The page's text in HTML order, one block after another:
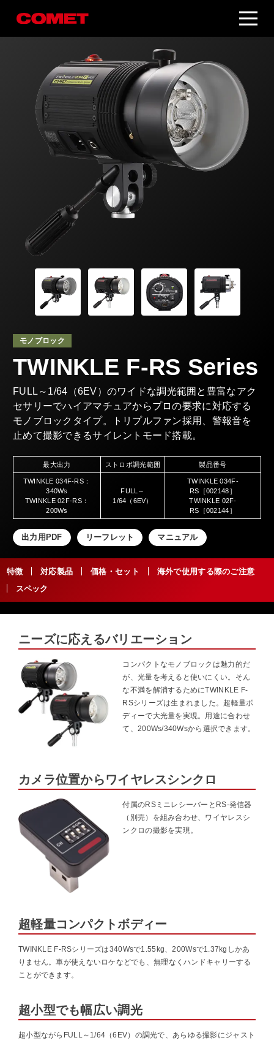
モノブロック
TWINKLE F-RS Series
FULL～1/64（6EV）のワイドな調光範囲と豊富なアク
セサリーでハイアマチュアからプロの要求に対応する
モノブロックタイプ。トリプルファン採用、警報音を
止めて撮影できるサイレントモード搭載。
最大出力 ストロボ調光範囲 製品番号
TWINKLE 034F-RS：
340Ws
TWINKLE 02F-RS：
200Ws
FULL～
1/64（6EV）
TWINKLE 034F-
RS［002148］
TWINKLE 02F-
RS［002144］
出力用PDF リーフレット マニュアル
特徴 対応製品 価格・セット
海外で使用する際のご注意
スペック
ニーズに応えるバリエーション
コンパクトなモノブロックは魅力的だ
が、光量を考えると使いにくい。そん
な不満を解消するためにTWINKLE F-
RSシリーズは生まれました。超軽量ボ
ディーで大光量を実現。用途に合わせ
て、200Ws/340Wsから選択できます。
カメラ位置からワイヤレスシンクロ
付属のRSミニレシーバーとRS-発信器
（別売）を組み合わせ、ワイヤレスシ
ンクロの撮影を実現。
超軽量コンパクトボディー
TWINKLE F-RSシリーズは340Wsで1.55kg、200Wsで1.37kgしかあ
りません。車が使えないロケなどでも、無理なくハンドキャリーする
ことができます。
超小型でも幅広い調光
超小型ながらFULL～1/64（6EV）の調光で、あらゆる撮影にジャスト